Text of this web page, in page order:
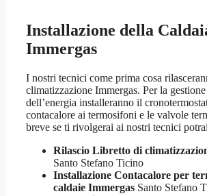
Installazione della
Immergas
I nostri tecnici come prima cosa
climatizzazione Immergas. Per la
dell’energia installeranno il
contacalore ai termosifoni e le valvole
breve se ti rivolgerai ai nostri tecnici
Rilascio Libretto di
Santo Stefano Ticino
Installazione Contacalore per
caldaie Immergas Santo Stefano